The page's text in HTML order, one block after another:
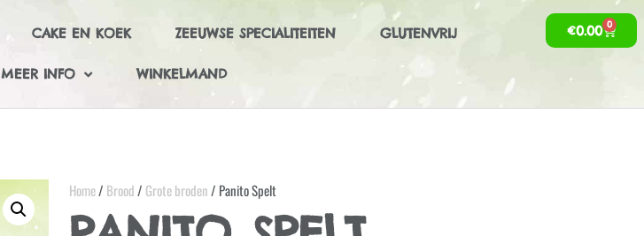
CAKE EN KOEK ZEEUWSE SPECIALITEITEN GLUTENVRIJ
MEER INFO WINKELMAND
€0.00 0
Home/ Brood/ Grote broden/ Panito Spelt